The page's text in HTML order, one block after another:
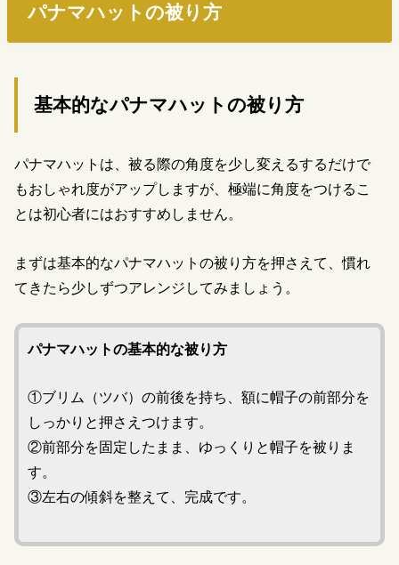
パナマハットの被り方
基本的なパナマハットの被り方
パナマハットは、被る際の角度を少し変えるするだけで
もおしゃれ度がアップしますが、極端に角度をつけるこ
とは初心者にはおすすめしません。
まずは基本的なパナマハットの被り方を押さえて、慣れ
てきたら少しずつアレンジしてみましょう。
パナマハットの基本的な被り方
①ブリム（ツバ）の前後を持ち、額に帽子の前部分を
しっかりと押さえつけます。
②前部分を固定したまま、ゆっくりと帽子を被りま
す。
③左右の傾斜を整えて、完成です。